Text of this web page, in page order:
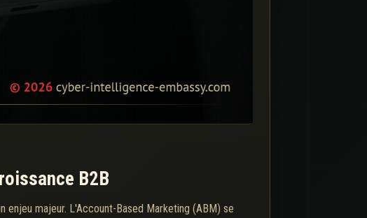
B2B
enjeu majeur. L'Account-Based Marketing (ABM) se